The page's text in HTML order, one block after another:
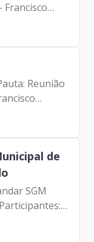
Francisco
Bosco -
Reunião
de
SGM
SP -